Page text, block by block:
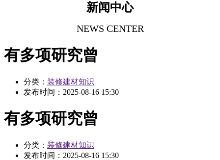
新闻中心
NEWS CENTER
有多项研究曾
分类： 装修建材知识
发布时间： 2025-08-16 15:30
有多项研究曾
分类： 装修建材知识
发布时间： 2025-08-16 15:30